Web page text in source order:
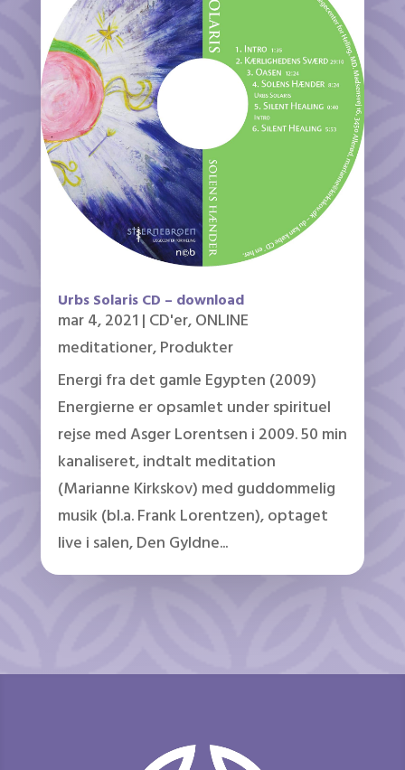
Urbs Solaris CD – download
mar 4, 2021 | CD'er,ONLINE
meditationer,Produkter
Energi fra det gamle Egypten (2009)
Energierne er opsamlet under spirituel
rejse med Asger Lorentsen i 2009. 50 min
kanaliseret, indtalt meditation
(Marianne Kirkskov) med guddommelig
musik (bl.a. Frank Lorentzen), optaget
live i salen, Den Gyldne...